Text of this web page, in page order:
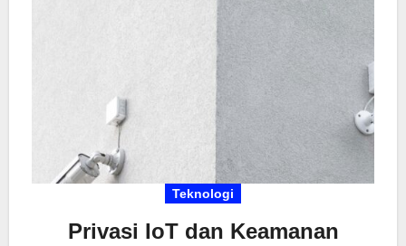
Teknologi
Privasi IoT dan Keamanan